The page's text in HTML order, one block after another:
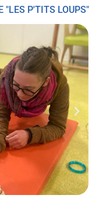
"LES P'TITS LOUPS"